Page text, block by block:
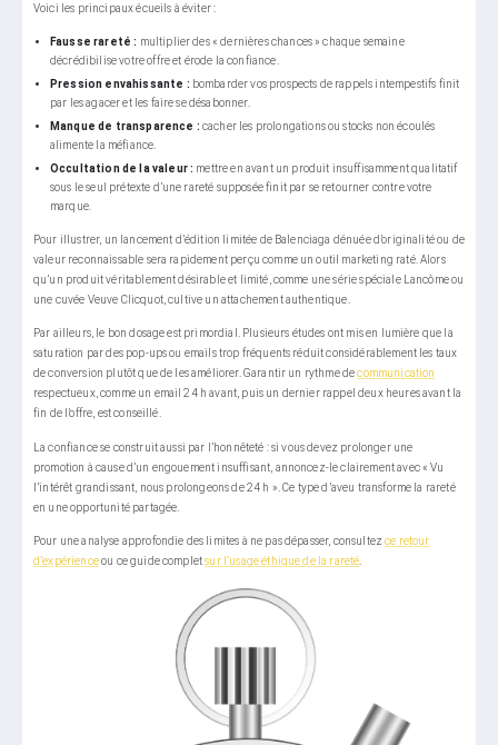
Voici les principaux écueils à éviter :
Fausse rareté : multiplier des « dernières chances » chaque semaine
décrédibilise votre offre et érode la confiance.
Pression envahissante : bombarder vos prospects de rappels intempestifs finit
par les agacer et les faire se désabonner.
Manque de transparence : cacher les prolongations ou stocks non écoulés
alimente la méfiance.
Occultation de la valeur : mettre en avant un produit insuffisamment qualitatif
sous le seul prétexte d’une rareté supposée finit par se retourner contre votre
marque.
Pour illustrer, un lancement d’édition limitée de Balenciaga dénuée d’originalité ou de
valeur reconnaissable sera rapidement perçu comme un outil marketing raté. Alors
qu’un produit véritablement désirable et limité, comme une série spéciale Lancôme ou
une cuvée Veuve Clicquot, cultive un attachement authentique.
Par ailleurs, le bon dosage est primordial. Plusieurs études ont mis en lumière que la
saturation par des pop-ups ou emails trop fréquents réduit considérablement les taux
de conversion plutôt que de les améliorer. Garantir un rythme decommunication
respectueux, comme un email 24 h avant, puis un dernier rappel deux heures avant la
fin de l’offre, est conseillé.
La confiance se construit aussi par l’honnêteté : si vous devez prolonger une
promotion à cause d’un engouement insuffisant, annoncez-le clairement avec « Vu
l’intérêt grandissant, nous prolongeons de 24 h ». Ce type d’aveu transforme la rareté
en une opportunité partagée.
Pour une analyse approfondie des limites à ne pas dépasser, consultezce retour
d’expérienceou ce guide completsur l’usage éthique de la rareté.